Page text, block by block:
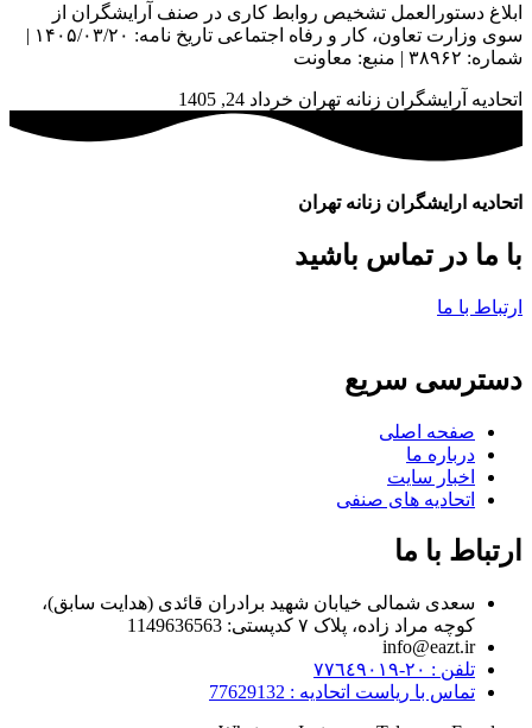
ابلاغ دستورالعمل تشخیص روابط کاری در صنف آرایشگران از
سوی وزارت تعاون، کار و رفاه اجتماعی تاریخ نامه: ۱۴۰۵/۰۳/۲۰ |
شماره: ۳۸۹۶۲ | منبع: معاونت
اتحادیه آرایشگران زنانه تهران خرداد 24, 1405
اتحادیه ارایشگران زنانه تهران
با ما در تماس باشید
ارتباط با ما
دسترسی سریع
صفحه اصلی
درباره ما
اخبار سایت
اتحادیه های صنفی
ارتباط با ما
سعدی شمالی خیابان شهید برادران قائدی (هدایت سابق)،
کوچه مراد زاده، پلاک ۷ کدپستی: 1149636563
info@eazt.ir
تلفن : ٢٠-٧٧٦٤٩٠١٩
تماس با ریاست اتحادیه : 77629132